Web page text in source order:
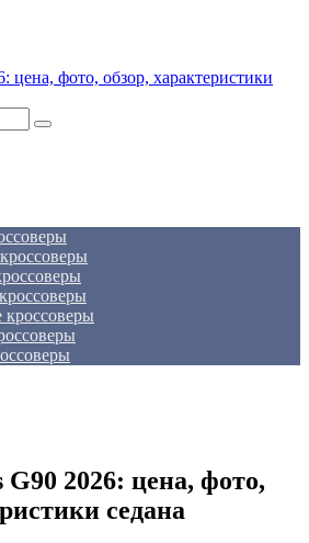
фото, обзор, характеристики
2026: цена, фото,
седана